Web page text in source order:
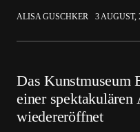
ALISA GUSCHKER 3 AUGUST,
Das Kunstmuseum
einer
wiedereröffnet